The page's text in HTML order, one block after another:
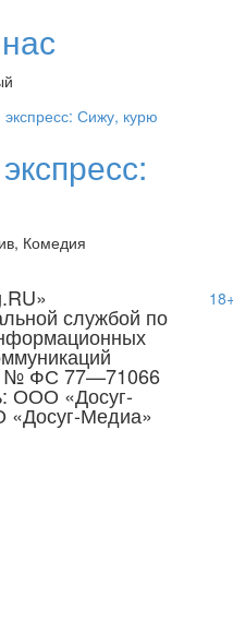
Комедия
службой по
№ ФС 77—71066
ООО «Досуг-
Медиа»